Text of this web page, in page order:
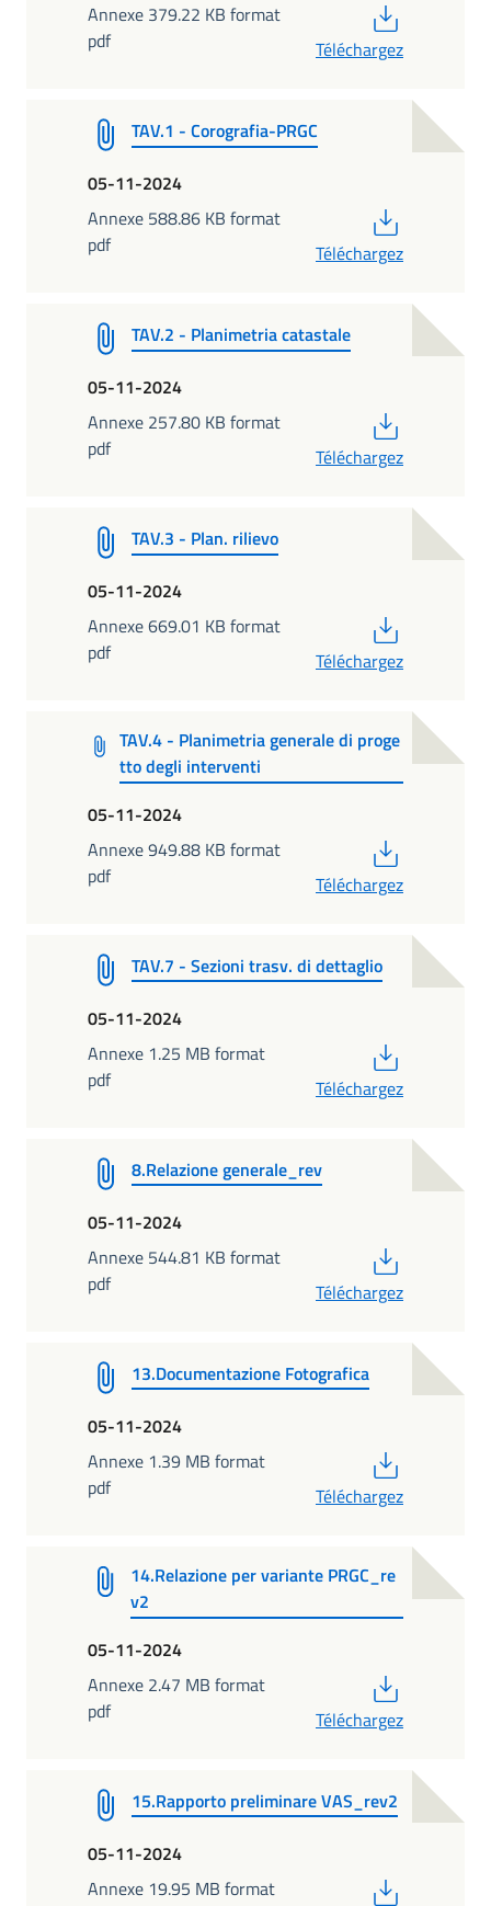
Annexe 379.22 KB format
pdf
Téléchargez
TAV.1 - Corografia-PRGC
05-11-2024
Annexe 588.86 KB format
pdf
Téléchargez
TAV.2 - Planimetria catastale
05-11-2024
Annexe 257.80 KB format
pdf
Téléchargez
TAV.3 - Plan. rilievo
05-11-2024
Annexe 669.01 KB format
pdf
Téléchargez
TAV.4 - Planimetria generale di proge
tto degli interventi
05-11-2024
Annexe 949.88 KB format
pdf
Téléchargez
TAV.7 - Sezioni trasv. di dettaglio
05-11-2024
Annexe 1.25 MB format
pdf
Téléchargez
8.Relazione generale_rev
05-11-2024
Annexe 544.81 KB format
pdf
Téléchargez
13.Documentazione Fotografica
05-11-2024
Annexe 1.39 MB format
pdf
Téléchargez
14.Relazione per variante PRGC_re
v2
05-11-2024
Annexe 2.47 MB format
pdf
Téléchargez
15.Rapporto preliminare VAS_rev2
05-11-2024
Annexe 19.95 MB format